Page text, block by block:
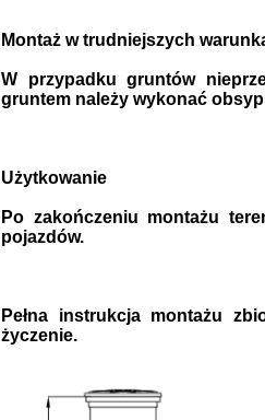
Montaż w trudniejszych
W przypadku gruntów
gruntem należy wykonać
Użytkowanie
Po zakończeniu montażu
pojazdów.
Pełna instrukcja montażu
życzenie.